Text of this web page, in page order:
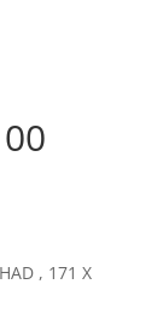
, 171 X